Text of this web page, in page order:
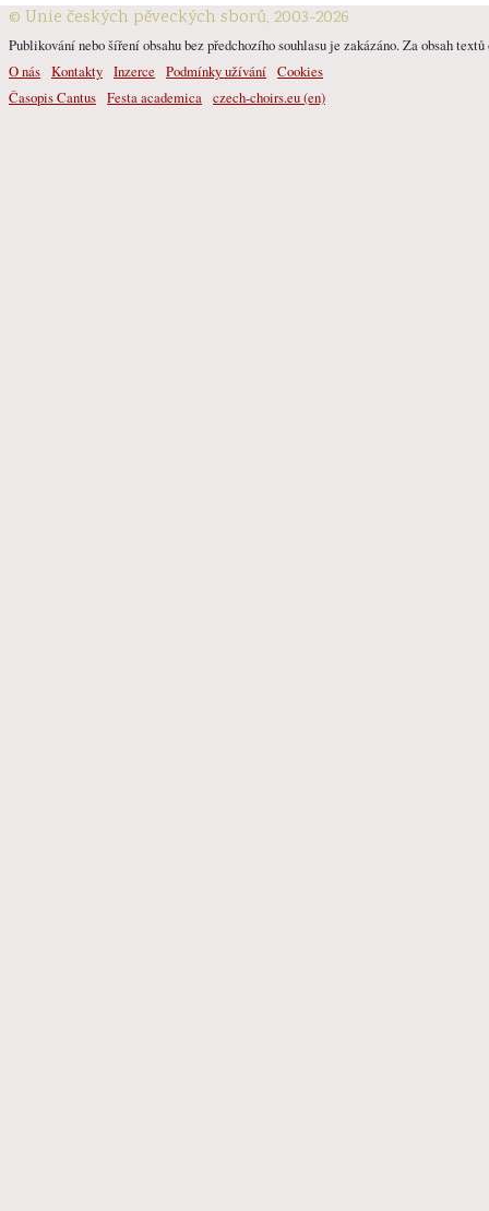
© Unie českých pěveckých sborů, 2003-2026
Publikování nebo šíření obsahu bez předchozího souhlasu je zakázáno. Za obsah
O nás Kontakty Inzerce Podmínky užívání Cookies
Časopis Cantus Festa academica czech-choirs.eu (en)